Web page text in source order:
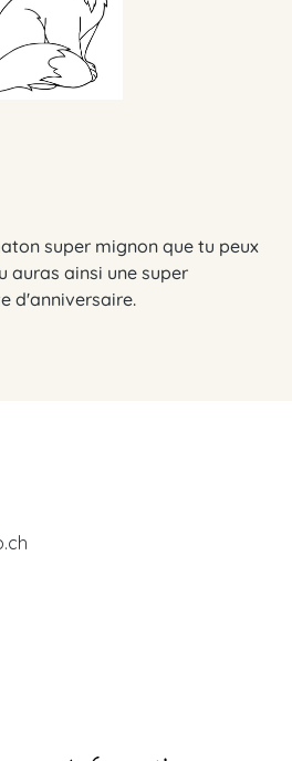
super mignon que tu peux
auras ainsi une super
d'anniversaire.